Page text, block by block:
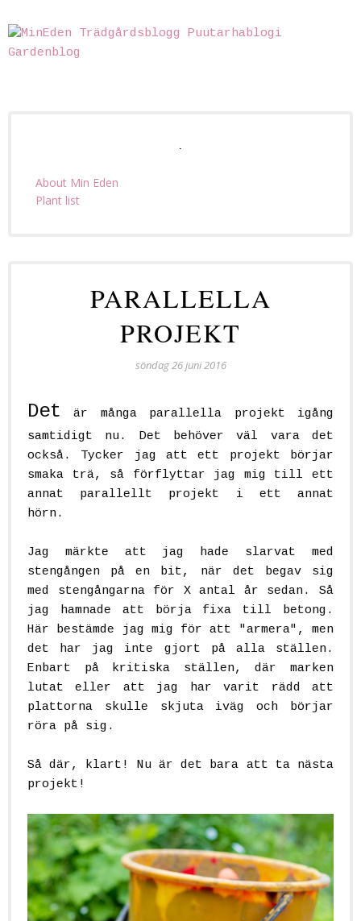
About Min Eden
Plant list
PARALLELLA
PROJEKT
söndag 26 juni 2016
Det
är många parallella projekt igång
samtidigt nu. Det behöver väl vara det
också. Tycker jag att ett projekt börjar
smaka trä, så förflyttar jag mig till ett
annat parallellt projekt i ett annat
hörn.
Jag märkte att jag hade slarvat med
stengången på en bit, när det begav sig
med stengångarna för X antal år sedan. Så
jag hamnade att börja fixa till betong.
Här bestämde jag mig för att "armera", men
det har jag inte gjort på alla ställen.
Enbart på kritiska ställen, där marken
lutat eller att jag har varit rädd att
plattorna skulle skjuta iväg och börjar
röra på sig.
Så där, klart! Nu är det bara att ta nästa
projekt!